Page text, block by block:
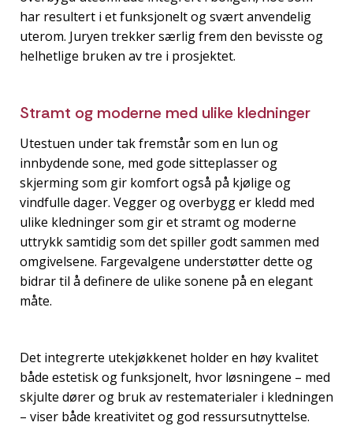
har resultert i et funksjonelt og svært anvendelig
uterom. Juryen trekker særlig frem den bevisste og
helhetlige bruken av tre i prosjektet.
Stramt og moderne med ulike kledninger
Utestuen under tak fremstår som en lun og
innbydende sone, med gode sitteplasser og
skjerming som gir komfort også på kjølige og
vindfulle dager. Vegger og overbygg er kledd med
ulike kledninger som gir et stramt og moderne
uttrykk samtidig som det spiller godt sammen med
omgivelsene. Fargevalgene understøtter dette og
bidrar til å definere de ulike sonene på en elegant
måte.
Det integrerte utekjøkkenet holder en høy kvalitet
både estetisk og funksjonelt, hvor løsningene – med
skjulte dører og bruk av restematerialer i kledningen
– viser både kreativitet og god ressursutnyttelse.